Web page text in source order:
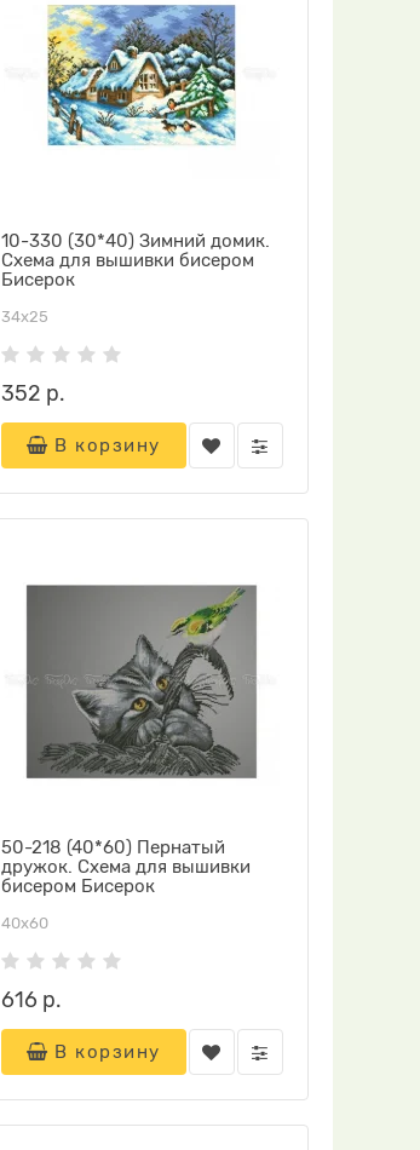
10-330 (30*40) Зимний домик.
Схема для вышивки бисером
Бисерок
34х25
352 р.
В корзину
50-218 (40*60) Пернатый
дружок. Схема для вышивки
бисером Бисерок
40х60
616 р.
В корзину